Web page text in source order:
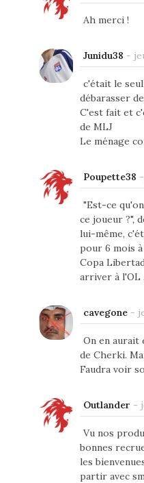
Ah merci !
Junidu38 -
c'était le
débarasser
C'est fait et
de MLJ
Le ménage
Poupette38 -
"Est-ce
ce joueur ?",
lui-même,
pour 6 mois
Copa
arriver à l'OL .
cavegone-
On en aurait
de Cherki.
Faudra voir
Outlander -
Vu nos
bonnes
les
partir avec